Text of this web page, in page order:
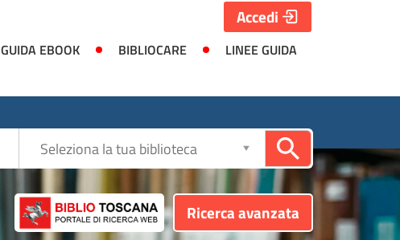
GUIDA EBOOK BIBLIOCARE
LINEE GUIDA
Accedi
Ricerca avanzata
Seleziona
la